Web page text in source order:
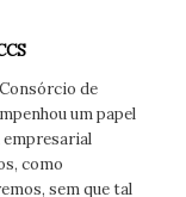
de
um papel
como
sem que tal